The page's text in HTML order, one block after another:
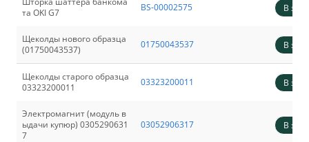
та OKI G7
BS-00002575 В
Щеколды нового образца
(01750043537)
01750043537 В
Щеколды старого образца
03323200011
03323200011 В
Электромагнит (модуль в
ыдачи купюр) 0305290631
7
03052906317 В